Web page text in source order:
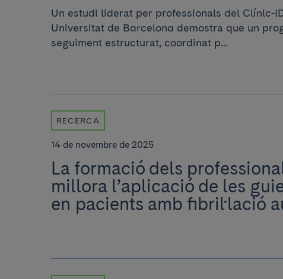
Un estudi liderat per professionals del Clínic-
Universitat de Barcelona demostra que un
seguiment estructurat, coordinat p...
RECERCA
14 de novembre de 2025
La formació dels
millora l’aplicació de les
en pacients amb fibril·lació